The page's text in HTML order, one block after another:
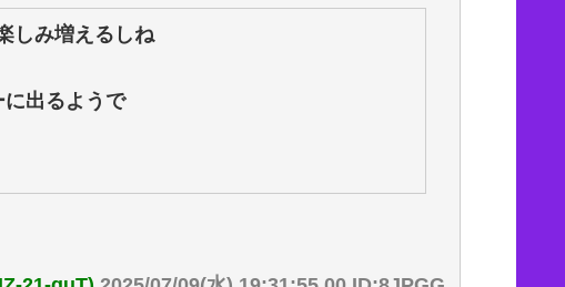
しみ増えるしね
出るようで